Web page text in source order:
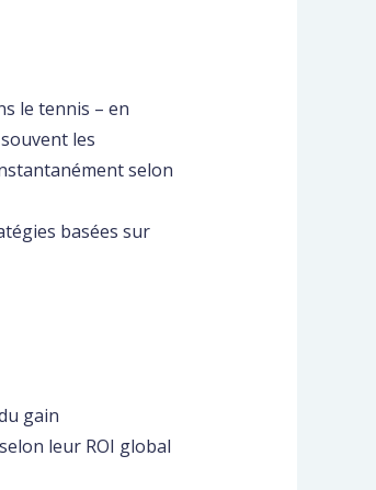
le tennis – en
les
selon
basées sur
gain
leur ROI global